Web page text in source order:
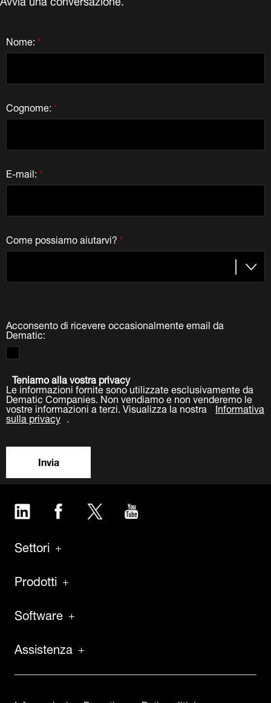
*
E-mail:
Come possiamo aiutarvi?
Acconsento di ricevere occasionalmente email da
Teniamo alla vostra privacy
Le informazioni fornite sono utilizzate esclusivamente da
Dematic Companies. Non vendiamo e non venderemo le
Informativa
sulla privacy .
Invia
LinkedIn FacebookTwitter
Settori
Prodotti
Software
Assistenza
Casi di studio
Contattaci
Eventi e webinar